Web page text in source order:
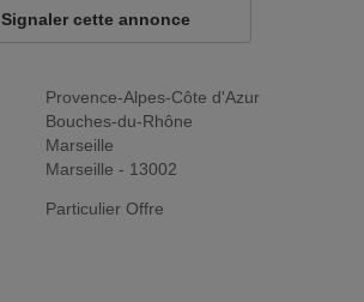
Provence-Alpes-Côte d'Azur
Bouches-du-Rhône
Marseille
Marseille - 13002
Particulier Offre
Signaler cette annonce